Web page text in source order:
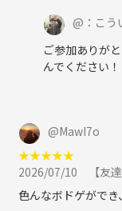
@ ：こう
ご参加ありが
んでください！
@MawI7o
★★★★★
2026/07/10
【友
色んなボドゲがで